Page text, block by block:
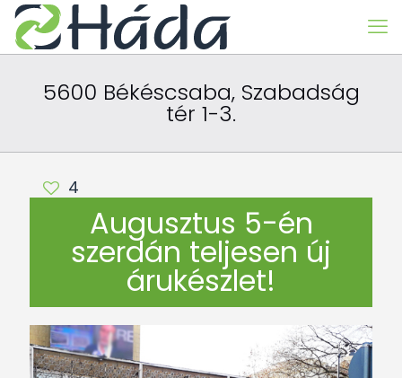
5600 Békéscsaba, Szabadság
tér 1-3.
4
Augusztus 5-én
szerdán teljesen új
árukészlet!